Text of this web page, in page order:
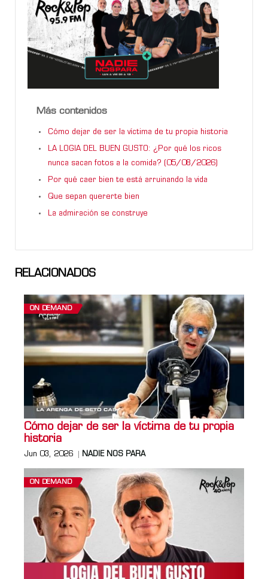
Más contenidos
Cómo dejar de ser la víctima de tu propia historia
LA LOGIA DEL BUEN GUSTO: ¿Por qué los ricos
nunca sacan fotos a la comida? (05/08/2026)
Por qué caer bien te está arruinando la vida
Que sepan quererte bien
La admiración se construye
RELACIONADOS
ON DEMAND
Cómo dejar de ser la víctima de tu propia
historia
Jun 03, 2026 NADIE NOS PARA
ON DEMAND